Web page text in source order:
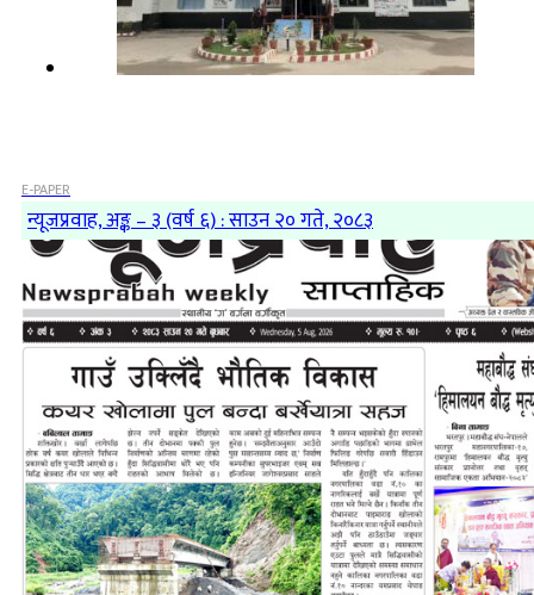
E-PAPER
न्यूजप्रवाह, अङ्क – ३ (वर्ष ६) : साउन २० गते, २०८३